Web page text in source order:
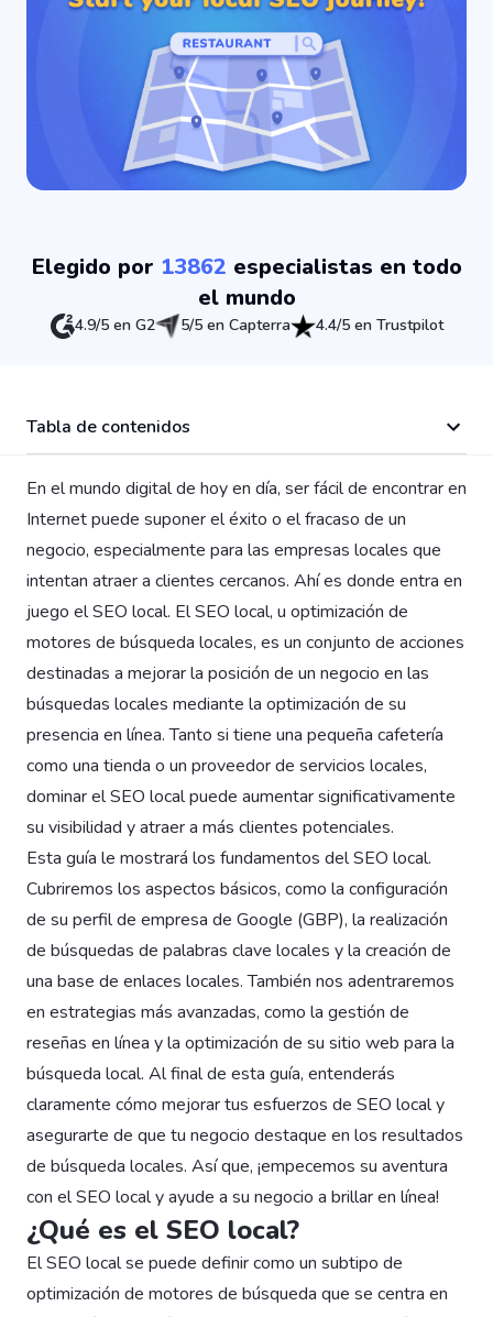
Elegido por 13862 especialistas en todo
el mundo
4.9/5 en G2 5/5 en Capterra 4.4/5 en Trustpilot
Tabla de contenidos
En el mundo digital de hoy en día, ser fácil de encontrar en
Internet puede suponer el éxito o el fracaso de un
negocio, especialmente para las empresas locales que
intentan atraer a clientes cercanos. Ahí es donde entra en
juego el SEO local. El SEO local, u optimización de
motores de búsqueda locales, es un conjunto de acciones
destinadas a mejorar la posición de un negocio en las
búsquedas locales mediante la optimización de su
presencia en línea. Tanto si tiene una pequeña cafetería
como una tienda o un proveedor de servicios locales,
dominar el SEO local puede aumentar significativamente
su visibilidad y atraer a más clientes potenciales.
Esta guía le mostrará los fundamentos del SEO local.
Cubriremos los aspectos básicos, como la configuración
de su perfil de empresa de Google (GBP), la realización
de búsquedas de palabras clave locales y la creación de
una base de enlaces locales. También nos adentraremos
en estrategias más avanzadas, como la gestión de
reseñas en línea y la optimización de su sitio web para la
búsqueda local. Al final de esta guía, entenderás
claramente cómo mejorar tus esfuerzos de SEO local y
asegurarte de que tu negocio destaque en los resultados
de búsqueda locales. Así que, ¡empecemos su aventura
con el SEO local y ayude a su negocio a brillar en línea!
¿Qué es el SEO local?
El SEO local se puede definir como un subtipo de
optimización de motores de búsqueda que se centra en